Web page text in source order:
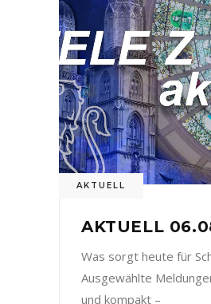
AKTUELL
AKTUELL
Was sorgt heute für
Ausgewählte
und kompakt –